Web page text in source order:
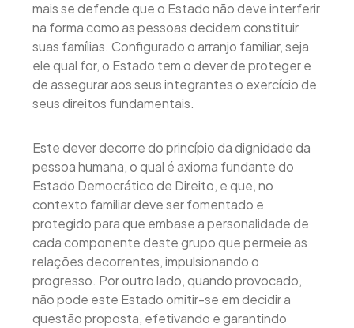
mais se defende que o Estado não deve interferir
na forma como as pessoas decidem constituir
suas famílias. Configurado o arranjo familiar, seja
ele qual for, o Estado tem o dever de proteger e
de assegurar aos seus integrantes o exercício de
seus direitos fundamentais.
Este dever decorre do princípio da dignidade da
pessoa humana, o qual é axioma fundante do
Estado Democrático de Direito, e que, no
contexto familiar deve ser fomentado e
protegido para que embase a personalidade de
cada componente deste grupo que permeie as
relações decorrentes, impulsionando o
progresso. Por outro lado, quando provocado,
não pode este Estado omitir-se em decidir a
questão proposta, efetivando e garantindo